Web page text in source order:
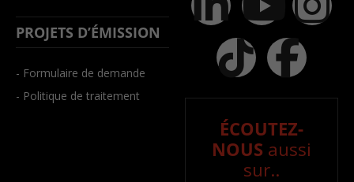
PROJETS D’ÉMISSION
- Formulaire de demande
- Politique de traitement
ÉCOUTEZ-
NOUS aussi
sur..